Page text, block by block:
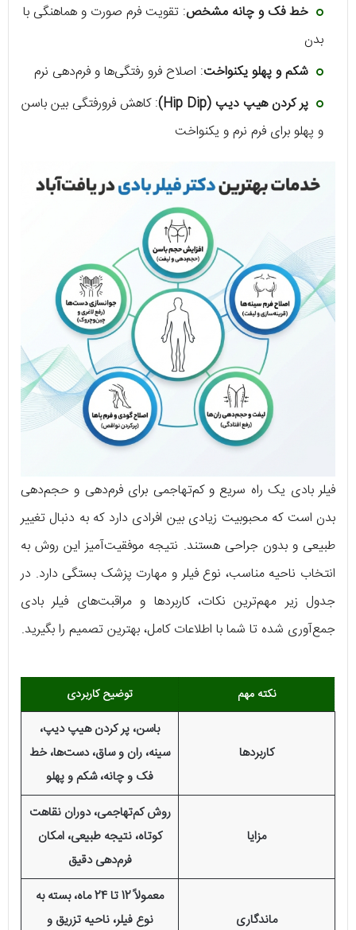
خط فک و چانه مشخص: تقویت فرم صورت و هماهنگی با
بدن
شکم و پهلو یکنواخت: اصلاح فرو رفتگی‌ها و فرم‌دهی نرم
پر کردن هیپ دیپ (Hip Dip)
: کاهش فرورفتگی بین باسن
و پهلو برای فرم نرم و یکنواخت
فیلر بادی یک راه سریع و کم‌تهاجمی برای فرم‌دهی و حجم‌دهی
بدن است که محبوبیت زیادی بین افرادی دارد که به دنبال تغییر
طبیعی و بدون جراحی هستند. نتیجه موفقیت‌آمیز این روش به
انتخاب ناحیه مناسب، نوع فیلر و مهارت پزشک بستگی دارد. در
جدول زیر مهم‌ترین نکات، کاربردها و مراقبت‌های فیلر بادی
جمع‌آوری شده تا شما با اطلاعات کامل، بهترین تصمیم را بگیرید.
نکته مهم توضیح کاربردی
کاربردها
باسن، پر کردن هیپ دیپ،
سینه، ران و ساق، دست‌ها، خط
فک و چانه، شکم و پهلو
مزایا
روش کم‌تهاجمی، دوران نقاهت
کوتاه، نتیجه طبیعی، امکان
فرم‌دهی دقیق
ماندگاری
معمولاً 12 تا 24 ماه، بسته به
نوع فیلر، ناحیه تزریق و